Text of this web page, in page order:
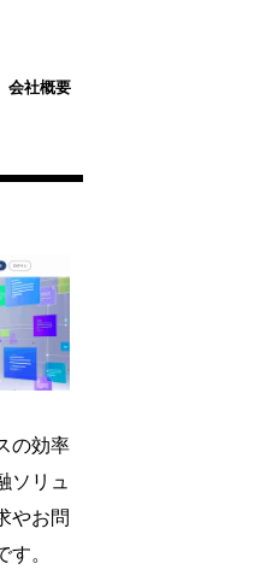
会社概要
の効率
ソリュ
やお問
。